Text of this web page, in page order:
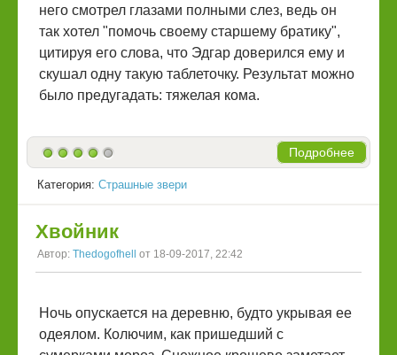
него смотрел глазами полными слез, ведь он
так хотел "помочь своему старшему братику",
цитируя его слова, что Эдгар доверился ему и
скушал одну такую таблеточку. Результат можно
было предугадать: тяжелая кома.
Подробнее
Категория: Страшные звери
Хвойник
Автор: Thedogofhell от 18-09-2017, 22:42
Ночь опускается на деревню, будто укрывая ее
одеялом. Колючим, как пришедший с